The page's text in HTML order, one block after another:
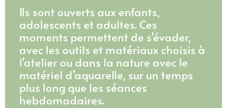
Ils sont ouverts aux enfants,
adolescents et adultes. Ces
moments permettent de s’évader,
avec les outils et matériaux choisis à
l’atelier ou dans la nature avec le
matériel d’aquarelle, sur un temps
plus long que les séances
hebdomadaires.